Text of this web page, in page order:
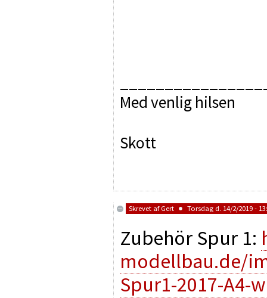
Med venlig hilsen
Skott
Skrevet af Gert Torsdag d. 14/2/2019 -
Zubehör Spur 1:
modellbau.de/
Spur1-2017-A4-